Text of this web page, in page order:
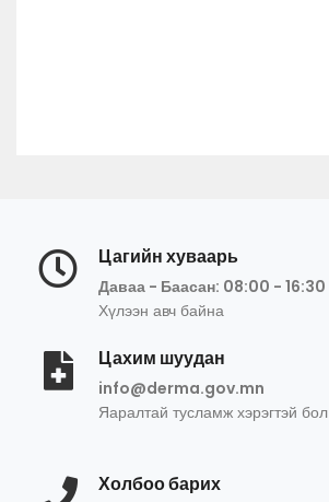
Цагийн хуваарь
Даваа - Баасан: 08:00 - 16:30
Хүлээн авч байна
Цахим шуудан
info@derma.gov.mn
Яаралтай тусламж хэрэгтэй бол
Холбоо барих